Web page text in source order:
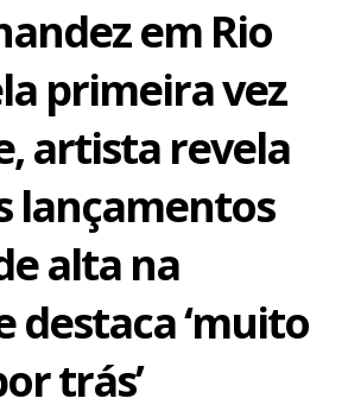
em Rio
primeira vez
artista revela
lançamentos
alta na
destaca ‘muito
trás’